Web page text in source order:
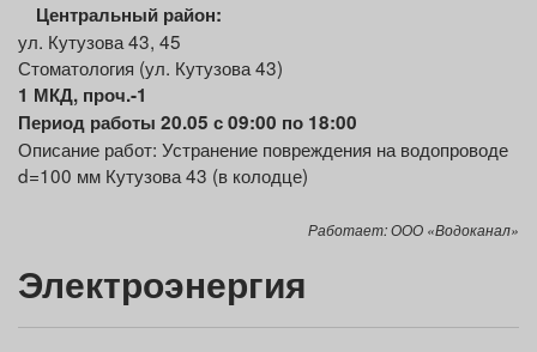
Центральный район:
ул. Кутузова 43, 45
Стоматология (ул. Кутузова 43)
1 МКД, проч.-1
Период работы 20.05 с 09:00 по 18:00
Описание работ: Устранение повреждения на водопроводе
d=100 мм Кутузова 43 (в колодце)
Работает: ООО «Водоканал»
Электроэнергия